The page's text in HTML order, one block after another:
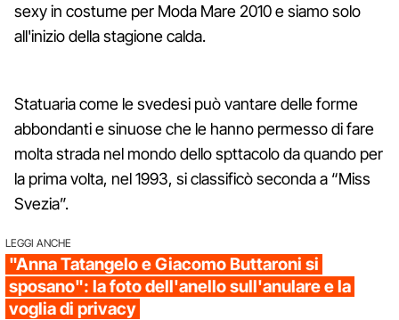
sexy in costume per Moda Mare 2010 e siamo solo
all'inizio della stagione calda.
Statuaria come le svedesi può vantare delle forme
abbondanti e sinuose che le hanno permesso di fare
molta strada nel mondo dello spttacolo da quando per
la prima volta, nel 1993, si classificò seconda a “Miss
Svezia”.
LEGGI ANCHE
"Anna Tatangelo e Giacomo Buttaroni si
sposano": la foto dell'anello sull'anulare e la
voglia di privacy